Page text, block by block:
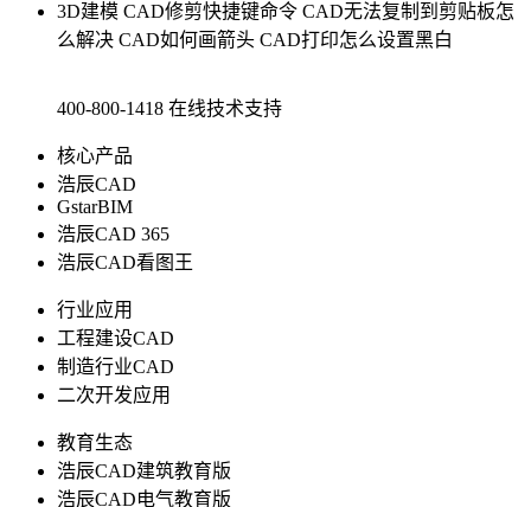
3D建模 CAD修剪快捷键命令 CAD无法复制到剪贴板怎
么解决 CAD如何画箭头 CAD打印怎么设置黑白
400-800-1418 在线技术支持
核心产品
浩辰CAD
GstarBIM
浩辰CAD 365
浩辰CAD看图王
行业应用
工程建设CAD
制造行业CAD
二次开发应用
教育生态
浩辰CAD建筑教育版
浩辰CAD电气教育版